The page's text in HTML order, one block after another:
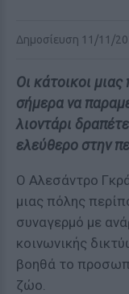
Δημοσίευση 11/11/
Οι κάτοικοι
σήμερα να
λιοντάρι
ελεύθερο στην
Ο Αλεσάντρο
μιας πόλης
συναγερμό με
κοινωνικής
βοηθά το
ζώο.